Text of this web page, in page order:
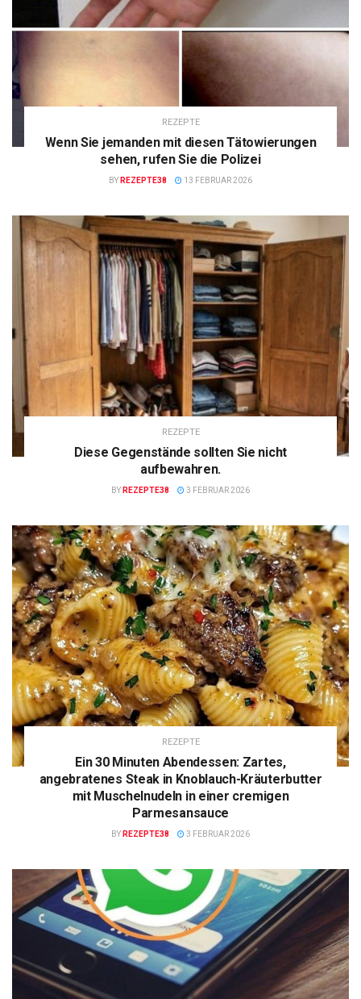
REZEPTE
Wenn Sie jemanden mit diesen Tätowierungen
sehen, rufen Sie die Polizei
BY REZEPTE38 13 FEBRUAR 2026
REZEPTE
Diese Gegenstände sollten Sie nicht
aufbewahren.
BY REZEPTE38 3 FEBRUAR 2026
REZEPTE
Ein 30 Minuten Abendessen: Zartes,
angebratenes Steak in Knoblauch-Kräuterbutter
mit Muschelnudeln in einer cremigen
Parmesansauce
BY REZEPTE38 3 FEBRUAR 2026